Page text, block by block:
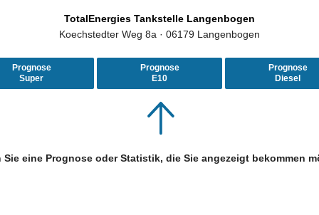
TotalEnergies Tankstelle Langenbogen
Koechstedter Weg 8a · 06179 Langenbogen
Prognose
Super
Prognose
E10
Prognose
Diesel
Sie eine Prognose oder Statistik, die Sie angezeigt bekommen